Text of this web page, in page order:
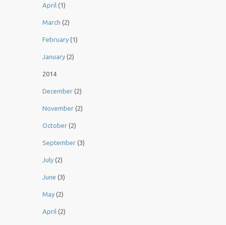
April (1)
March (2)
February (1)
January (2)
2014
December (2)
November (2)
October (2)
September (3)
July (2)
June (3)
May (2)
April (2)